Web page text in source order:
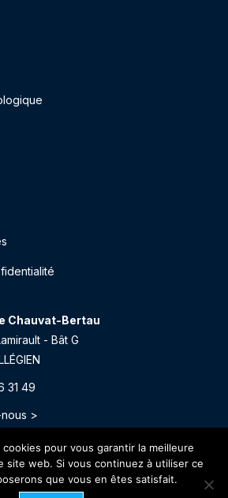
Chauvat-Bertau
- Bât G
31 49
>
pour vous garantir la meilleure
site web. Si vous continuez à utiliser ce
que vous en êtes satisfait.